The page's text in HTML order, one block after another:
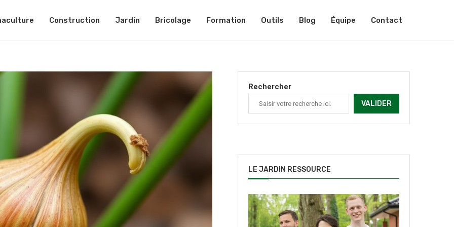
Construction Jardin Bricolage Formation Outils Blog Équipe Contact
Rechercher
VALIDER
LE JARDIN RESSOURCE